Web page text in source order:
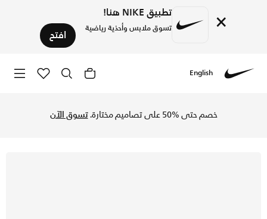
× تطبيق NIKE هنا!
تسوق ملابس وأحذية رياضية افتح
English
خصم حتى %50 على تصاميم مختارة. تسوق الآن